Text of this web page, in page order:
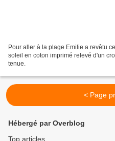
Pour aller à la plage Emilie a revêtu
soleil en coton imprimé relevé d'un
tenue.
< Page
Hébergé par Overblog
Top articles